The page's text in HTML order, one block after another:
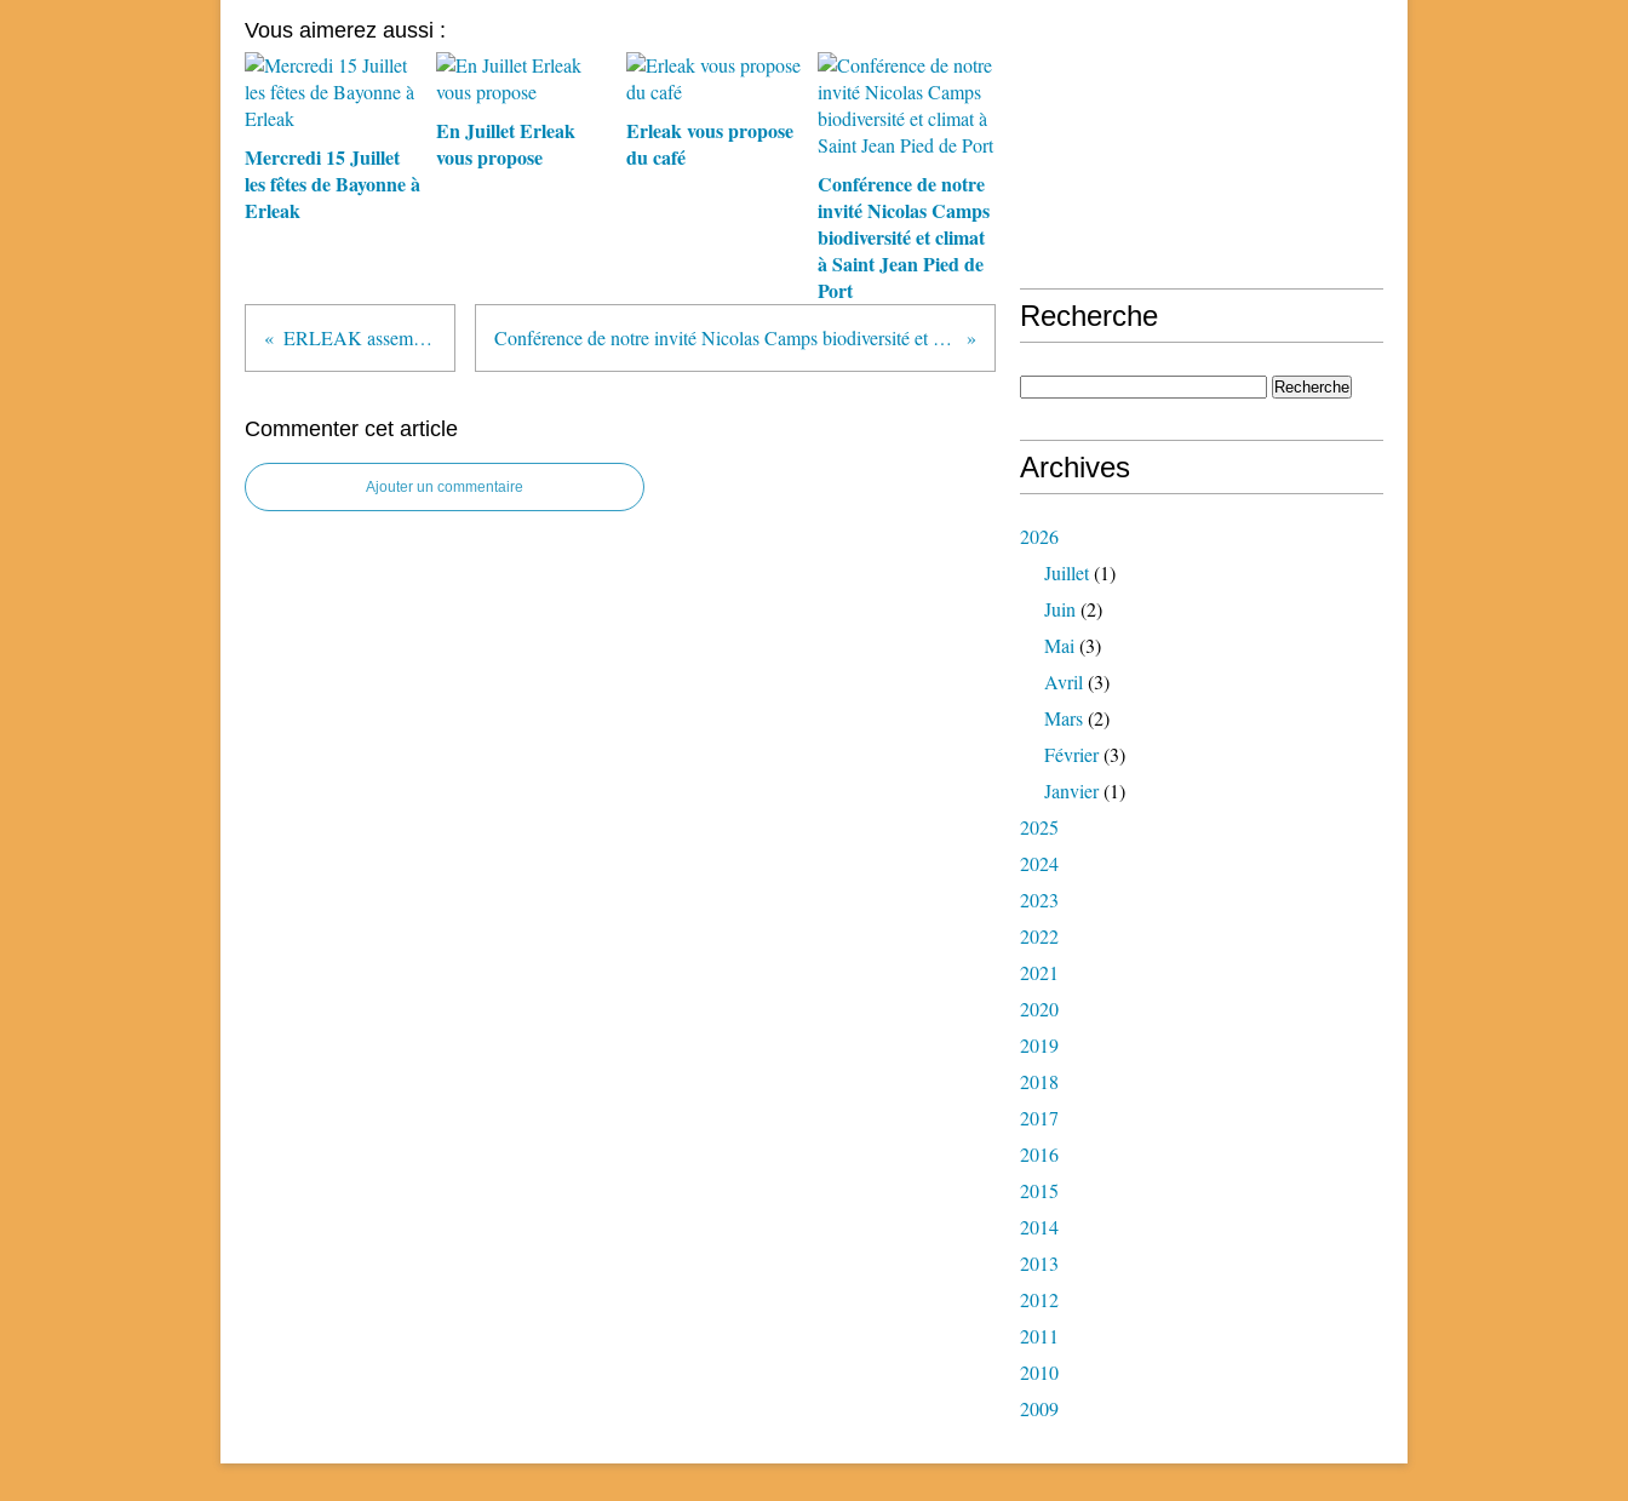
Vous aimerez aussi :
Mercredi 15 Juillet
les fêtes de Bayonne à
Erleak
En Juillet Erleak
vous propose
Erleak vous propose
du café
Conférence de notre
invité Nicolas Camps
biodiversité et climat
à Saint Jean Pied de
Port
ERLEAK assemblée générale Conférence de notre invité Nicolas Camps biodiversité et climat à Saint Jean Pied de Port
Commenter cet article
Ajouter un commentaire
Recherche
Archives
2026
Juillet(1)
Juin (2)
Mai (3)
Avril (3)
Mars(2)
Février(3)
Janvier(1)
2025
2024
2023
2022
2021
2020
2019
2018
2017
2016
2015
2014
2013
2012
2011
2010
2009